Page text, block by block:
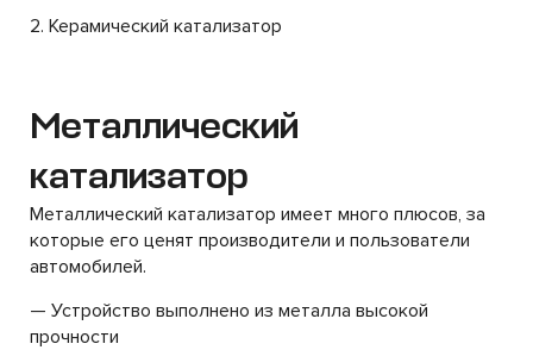
2. Керамический катализатор
Металлический
катализатор
Металлический катализатор имеет много плюсов, за
которые его ценят производители и пользователи
автомобилей.
— Устройство выполнено из металла высокой
прочности